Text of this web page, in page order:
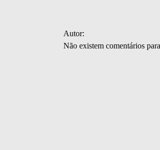
Autor:
Não existem comentários